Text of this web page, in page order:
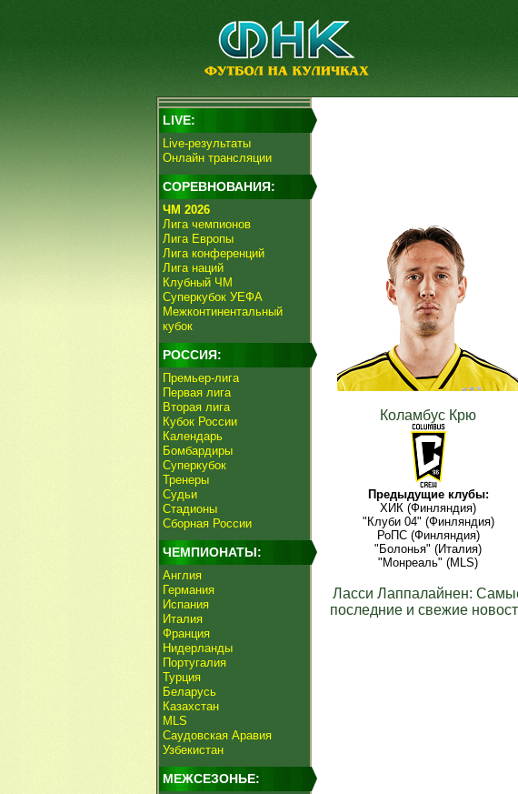
LIVE:
Live-результаты
Онлайн трансляции
СОРЕВНОВАНИЯ:
ЧМ 2026
Лига чемпионов
Лига Европы
Лига конференций
Лига наций
Клубный ЧМ
Суперкубок УЕФА
Межконтинентальный
кубок
РОССИЯ:
Премьер-лига
Первая лига
Вторая лига
Кубок России
Календарь
Бомбардиры
Суперкубок
Тренеры
Судьи
Стадионы
Сборная России
ЧЕМПИОНАТЫ:
Англия
Германия
Испания
Италия
Франция
Нидерланды
Португалия
Турция
Беларусь
Казахстан
MLS
Саудовская Аравия
Узбекистан
МЕЖСЕЗОНЬЕ:
Коламбус Крю
Предыдущие клубы:
ХИК (Финляндия)
"Клуби 04" (Финляндия)
РоПС (Финляндия)
"Болонья" (Италия)
"Монреаль" (MLS)
Ласси Лаппалайнен:
последние и свежие